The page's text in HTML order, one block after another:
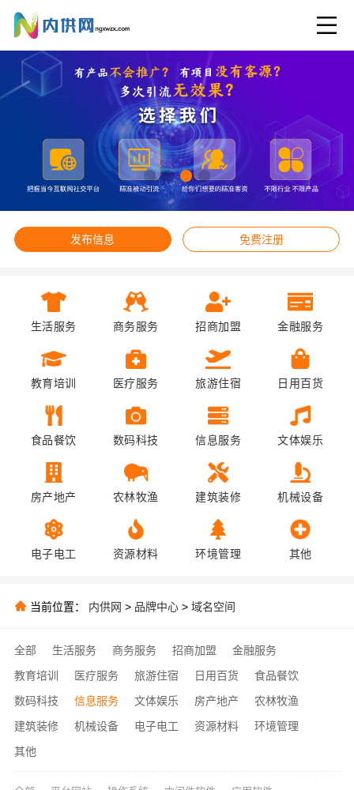
发布信息 免费注册
生活服务 商务服务 招商加盟 金融服务
教育培训 医疗服务 旅游住宿 日用百货
食品餐饮 数码科技 信息服务 文体娱乐
房产地产 农林牧渔 建筑装修 机械设备
电子电工 资源材料 环境管理 其他
当前位置： 内供网 > 品牌中心 > 域名空间
全部 生活服务 商务服务 招商加盟
金融服务
教育培训
医疗服务 旅游住宿 日用百货
食品餐饮
数码科技
信息服务 文体娱乐 房产地产
农林牧渔
建筑装修
机械设备 电子电工 资源材料
环境管理
其他